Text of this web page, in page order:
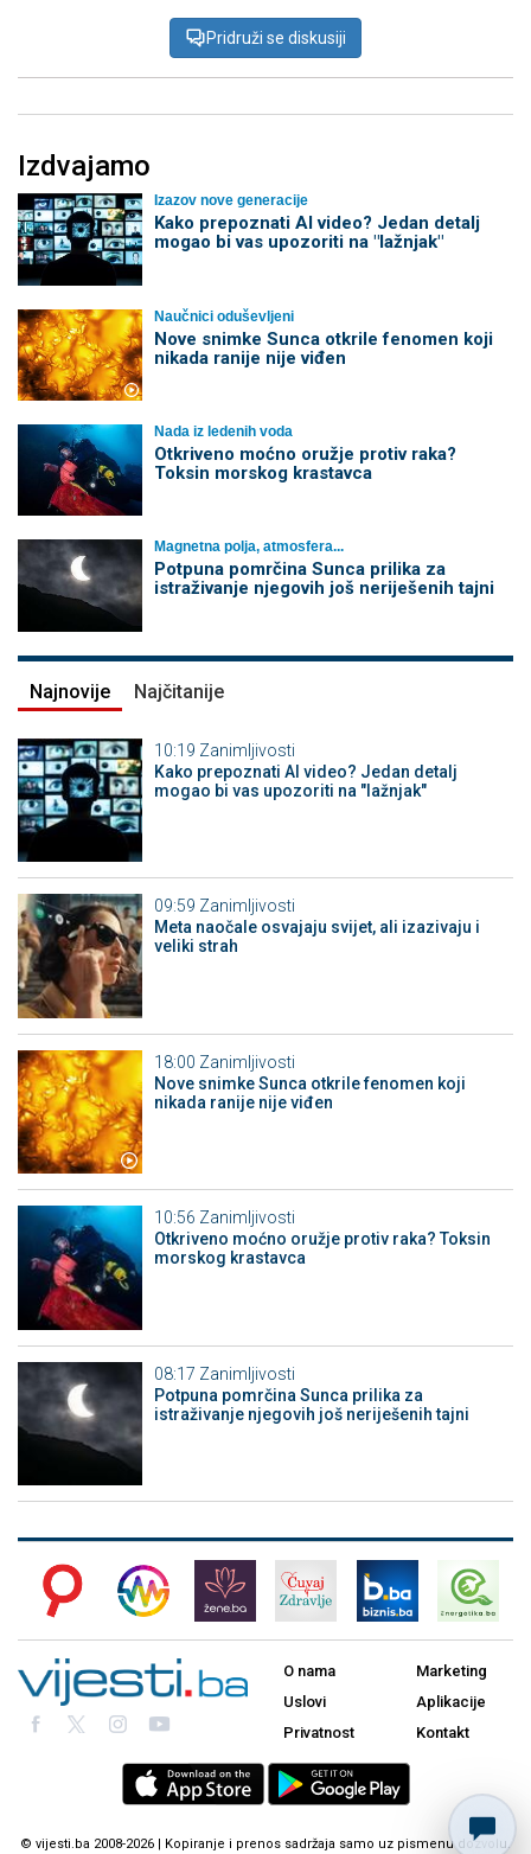
Pridruži se diskusiji
Izdvajamo
Izazov nove generacije
Kako prepoznati AI video? Jedan detalj
mogao bi vas upozoriti na "lažnjak"
Naučnici oduševljeni
Nove snimke Sunca otkrile fenomen koji
nikada ranije nije viđen
Nada iz ledenih voda
Otkriveno moćno oružje protiv raka?
Toksin morskog krastavca
Magnetna polja, atmosfera...
Potpuna pomrčina Sunca prilika za
istraživanje njegovih još neriješenih tajni
Najnovije Najčitanije
10:19 Zanimljivosti
Kako prepoznati AI video? Jedan detalj
mogao bi vas upozoriti na "lažnjak"
09:59 Zanimljivosti
Meta naočale osvajaju svijet, ali izazivaju i
veliki strah
18:00 Zanimljivosti
Nove snimke Sunca otkrile fenomen koji
nikada ranije nije viđen
10:56 Zanimljivosti
Otkriveno moćno oružje protiv raka? Toksin
morskog krastavca
08:17 Zanimljivosti
Potpuna pomrčina Sunca prilika za
istraživanje njegovih još neriješenih tajni
O nama
Uslovi
Privatnost
Marketing
Aplikacije
Kontakt
© vijesti.ba 2008-2026 | Kopiranje i prenos sadržaja samo uz pismenu dozvolu.